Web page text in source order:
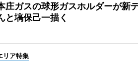
庄ガスの球形ガスホルダーが
と塙保己一描く
リア特集